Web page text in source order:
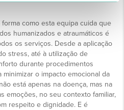
como esta equipa cuida que
humanizados e atraumáticos é
os serviços. Desde a aplicação
stress, até à utilização de
durante procedimentos
o impacto emocional da
está apenas na doença, mas na
emoções, no seu contexto familiar,
respeito e dignidade. E é